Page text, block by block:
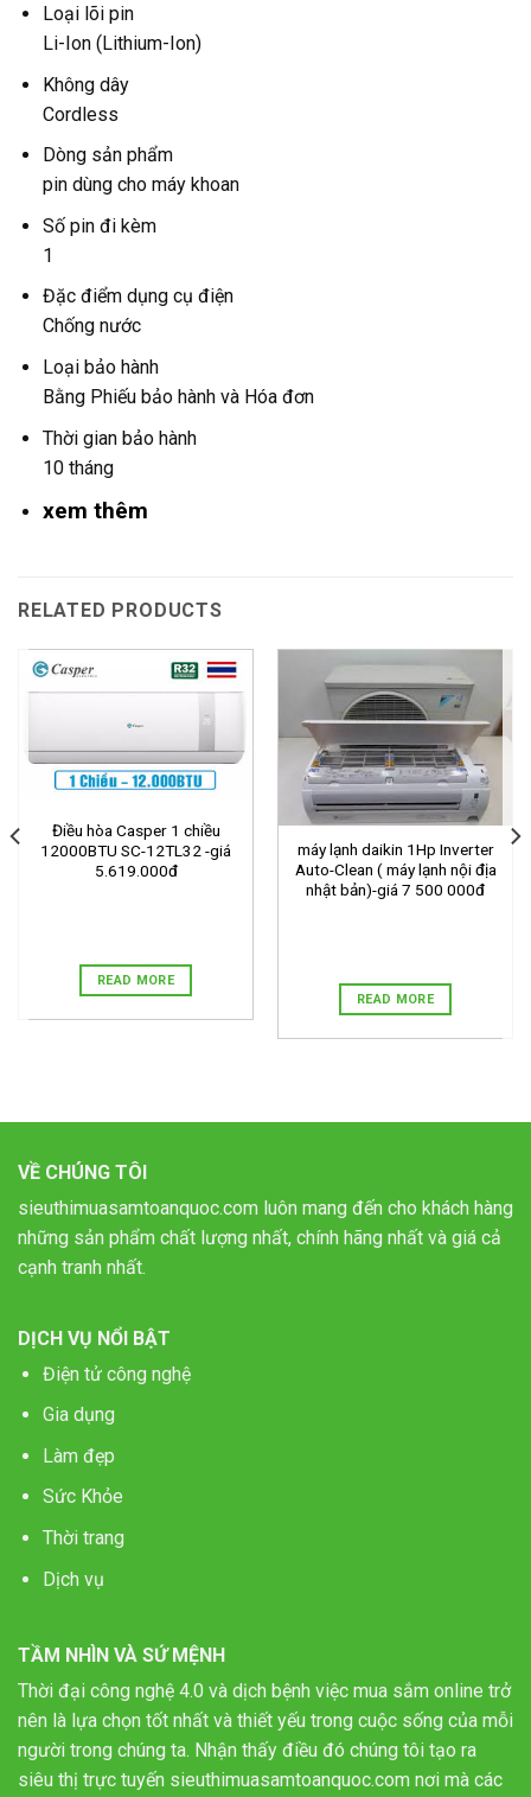
Loại lõi pin
Li-Ion (Lithium-Ion)
Không dây
Cordless
Dòng sản phẩm
pin dùng cho máy khoan
Số pin đi kèm
1
Đặc điểm dụng cụ điện
Chống nước
Loại bảo hành
Bằng Phiếu bảo hành và Hóa đơn
Thời gian bảo hành
10 tháng
xem thêm
RELATED PRODUCTS
Điều hòa Casper 1 chiều
12000BTU SC-12TL32 -giá
5.619.000đ
READ MORE
máy lạnh daikin 1Hp Inverter
Auto-Clean ( máy lạnh nội địa
nhật bản)-giá 7 500 000đ
READ MORE
VỀ CHÚNG TÔI
sieuthimuasamtoanquoc.com luôn mang đến cho khách hàng
những sản phẩm chất lượng nhất, chính hãng nhất và giá cả
cạnh tranh nhất.
DỊCH VỤ NỔI BẬT
Điện tử công nghệ
Gia dụng
Làm đẹp
Sức Khỏe
Thời trang
Dịch vụ
TẦM NHÌN VÀ SỨ MỆNH
Thời đại công nghệ 4.0 và dịch bệnh việc mua sắm online trở
nên là lựa chọn tốt nhất và thiết yếu trong cuộc sống của mỗi
người trong chúng ta. Nhận thấy điều đó chúng tôi tạo ra
siêu thị trực tuyến sieuthimuasamtoanquoc.com nơi mà các